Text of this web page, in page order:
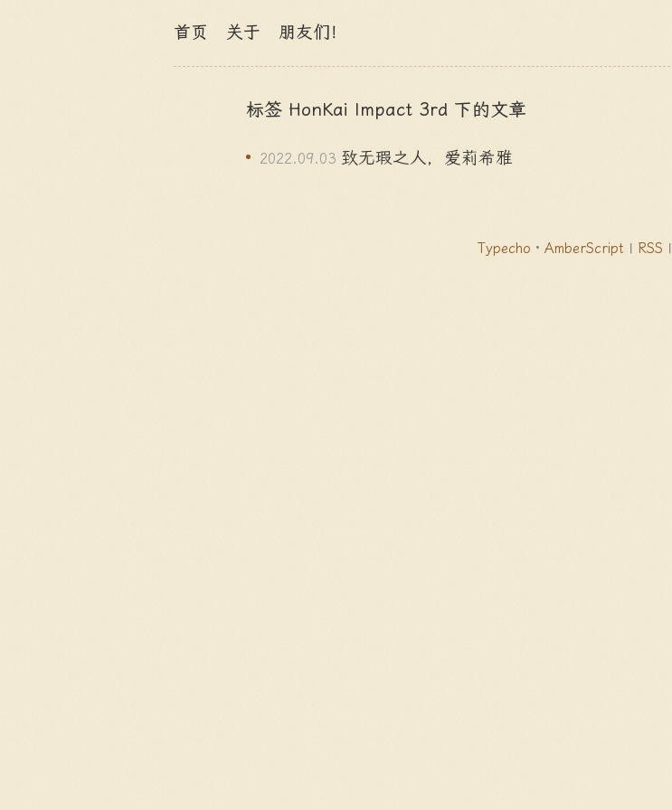
首页 关于 朋友们！
标签 HonKai Impact 3rd 下的文章
2022.09.03 致无瑕之人，爱莉希雅
Typecho · AmberScript | RSS |